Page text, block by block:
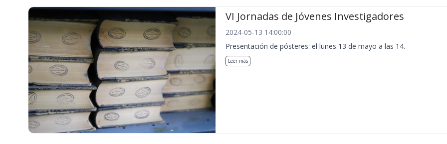
VI Jornadas de Jóvenes Investigadores
2024-05-13 14:00:00
Presentación de pósteres: el lunes 13 de mayo a las 14.
Leer más